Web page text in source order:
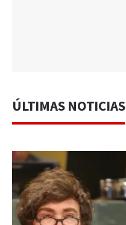
ÚLTIMAS NOTICIAS